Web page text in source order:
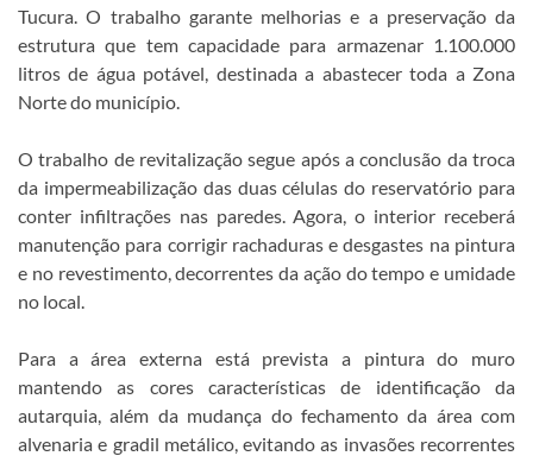
Tucura. O trabalho garante melhorias e a preservação da
estrutura que tem capacidade para armazenar 1.100.000
litros de água potável, destinada a abastecer toda a Zona
Norte do município.
O trabalho de revitalização segue após a conclusão da troca
da impermeabilização das duas células do reservatório para
conter infiltrações nas paredes. Agora, o interior receberá
manutenção para corrigir rachaduras e desgastes na pintura
e no revestimento, decorrentes da ação do tempo e umidade
no local.
Para a área externa está prevista a pintura do muro
mantendo as cores características de identificação da
autarquia, além da mudança do fechamento da área com
alvenaria e gradil metálico, evitando as invasões recorrentes